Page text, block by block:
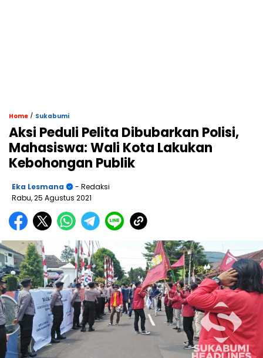
Home / Sukabumi
Aksi Peduli Pelita Dibubarkan Polisi,
Mahasiswa: Wali Kota Lakukan
Kebohongan Publik
Eka Lesmana
- Redaksi
Rabu, 25 Agustus 2021